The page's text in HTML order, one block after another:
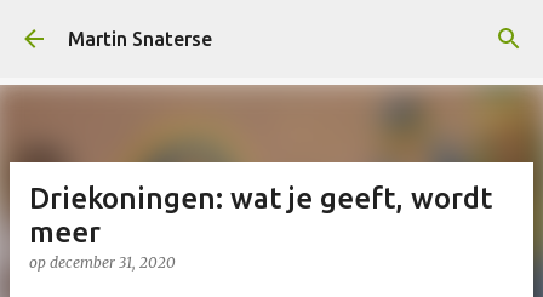
Doorgaan naar hoofdcontent
Martin Snaterse
Driekoningen: wat je geeft, wordt
meer
op december 31, 2020